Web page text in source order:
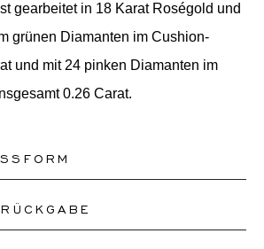
gearbeitet in 18 Karat Roségold und
grünen Diamanten im Cushion-
und mit 24 pinken Diamanten im
0.26 Carat.
den Größen 50-56 sofort lieferbar.